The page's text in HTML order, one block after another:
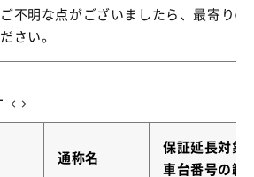
ご不明な点がございましたら、最寄り
ださい。
通称名
保証延長対象
車台番号の範